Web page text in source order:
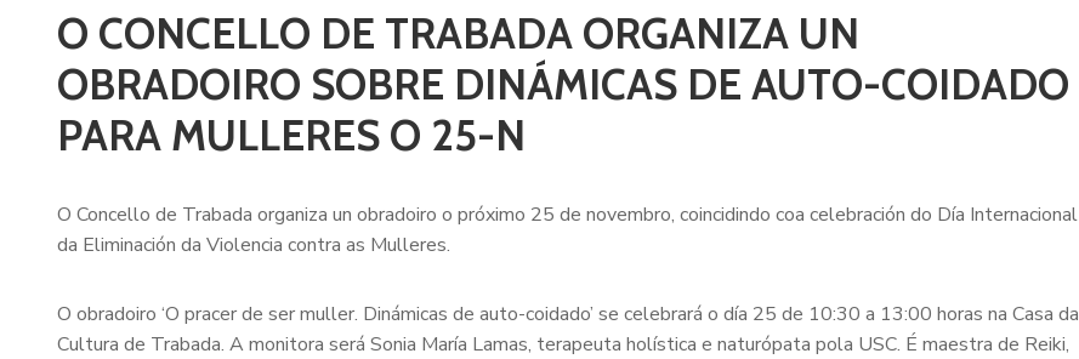
O CONCELLO DE TRABADA ORGANIZA UN
OBRADOIRO SOBRE DINÁMICAS DE AUTO-COIDADO
PARA MULLERES O 25-N
O Concello de Trabada organiza un obradoiro o próximo 25 de novembro, coincidindo coa celebración do Día Internacional
da Eliminación da Violencia contra as Mulleres.
O obradoiro ‘O pracer de ser muller. Dinámicas de auto-coidado’ se celebrará o día 25 de 10:30 a 13:00 horas na Casa da
Cultura de Trabada. A monitora será Sonia María Lamas, terapeuta holística e naturópata pola USC. É maestra de Reiki,